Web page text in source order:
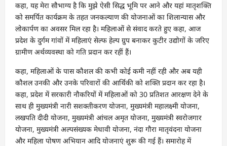
कहा, यह मेरा सौभाग्य है कि मुझे ऐसी सिद्ध भूमि पर आने और यहां मातृशक्ति
को समर्पित कार्यक्रम के तहत जनकल्याण की योजनाओं का शिलान्यास और
लोकार्पण का अवसर मिल रहा है। महिलाओं से संवाद करते हुए कहा, आज
प्रदेश के दुर्गम गांवों में महिलाएं सेल्फ हेल्प ग्रुप बनाकर कुटीर उद्योगों के जरिए
ग्रामीण अर्थव्यवस्था को गति प्रदान कर रहीं हैं।
कहा, महिलाओं के पास कौशल की कभी कोई कमी नहीं रही और अब यही
कौशल उनकी और उनके परिवारों की आर्थिकी को शक्ति प्रदान कर रहा है।
कहा, प्रदेश में सरकारी नौकरियों में महिलाओं को 30 प्रतिशत आरक्षण देने के
साथ ही मुख्यमंत्री नारी सशक्तीकरण योजना, मुख्यमंत्री महालक्ष्मी योजना,
लखपति दीदी योजना, मुख्यमंत्री आंचल अमृत योजना, मुख्यमंत्री स्वरोजगार
योजना, मुख्यमंत्री अल्पसंख्यक मेधावी योजना, नंदा गौरा मातृवंदना योजना
और महिला पोषण अभियान आदि योजनाएं शुरू की गई हैं। समारोह में